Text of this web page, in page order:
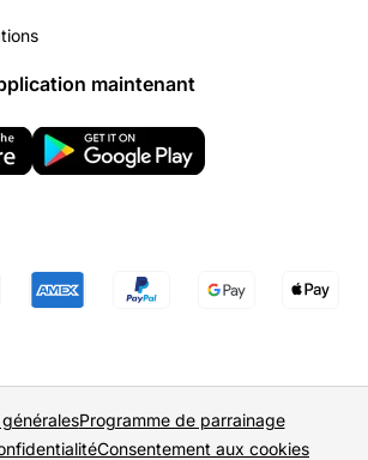
maintenant
Programme de parrainage
Consentement aux cookies